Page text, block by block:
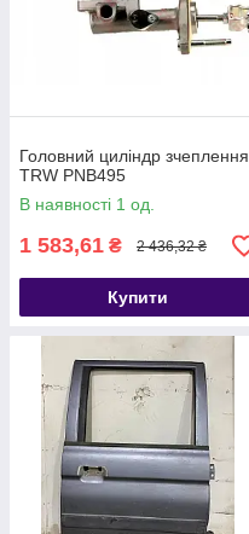
Головний циліндр зчеплення
TRW PNB495
В наявності 1 од.
1 583,61 ₴ 2 436,32 ₴
Купити